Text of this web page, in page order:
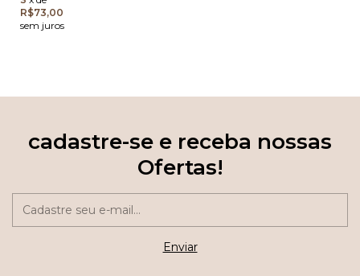
R$73,00
sem juros
cadastre-se e receba nossas
Ofertas!